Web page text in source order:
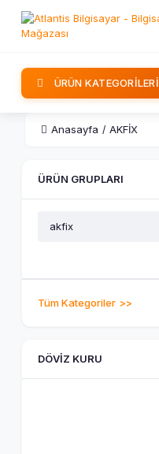
ÜRÜN KATEGORİLERİ
Anasayfa AKFİX
ÜRÜN GRUPLARI
akfix
Tüm Kategoriler
DÖVIZ KURU